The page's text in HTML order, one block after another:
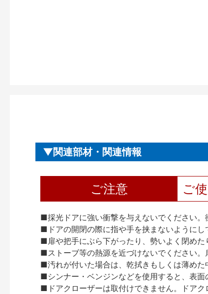
関連部材・関連情報
ご注意 ご
■採光ドアに強い衝撃を与えないでください。
■ドアの開閉の際に指や手を挟まないようにし
■扉や把手にぶら下がったり、勢いよく閉めた
■ストーブ等の熱源を近づけないでください。
■汚れが付いた場合は、乾拭きもしくは薄めた
■シンナー・ベンジンなどを使用すると、表
■ドアクローザーは取付けできません。ドア